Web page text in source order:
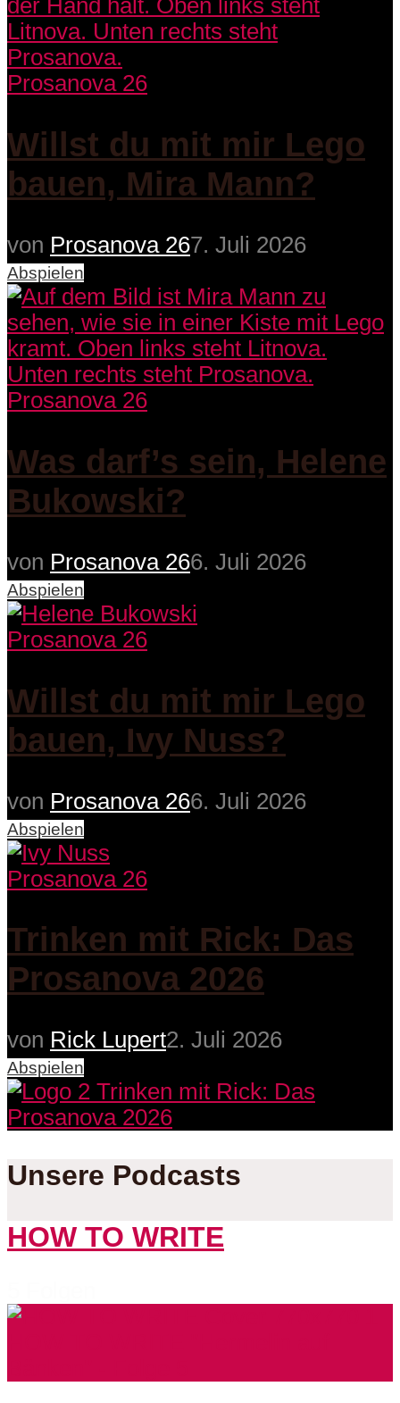
Prosanova 26
Willst du mit mir Lego
bauen, Mira Mann?
von Prosanova 267. Juli 2026
Abspielen
Prosanova 26
Was darf’s sein, Helene
Bukowski?
von Prosanova 266. Juli 2026
Abspielen
Prosanova 26
Willst du mit mir Lego
bauen, Ivy Nuss?
von Prosanova 266. Juli 2026
Abspielen
Prosanova 26
Trinken mit Rick: Das
Prosanova 2026
von Rick Lupert2. Juli 2026
Abspielen
Unsere Podcasts
HOW TO WRITE